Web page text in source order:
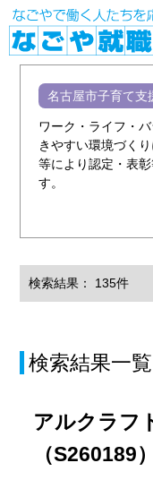
名古屋市子育て支
ワーク・ライフ・
きやすい環境づく
等により認定・表
す。
検索結果： 135件
検索結果一覧
アルクラフ
（S260189